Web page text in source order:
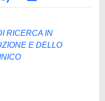
RICERCA IN
E DELLO